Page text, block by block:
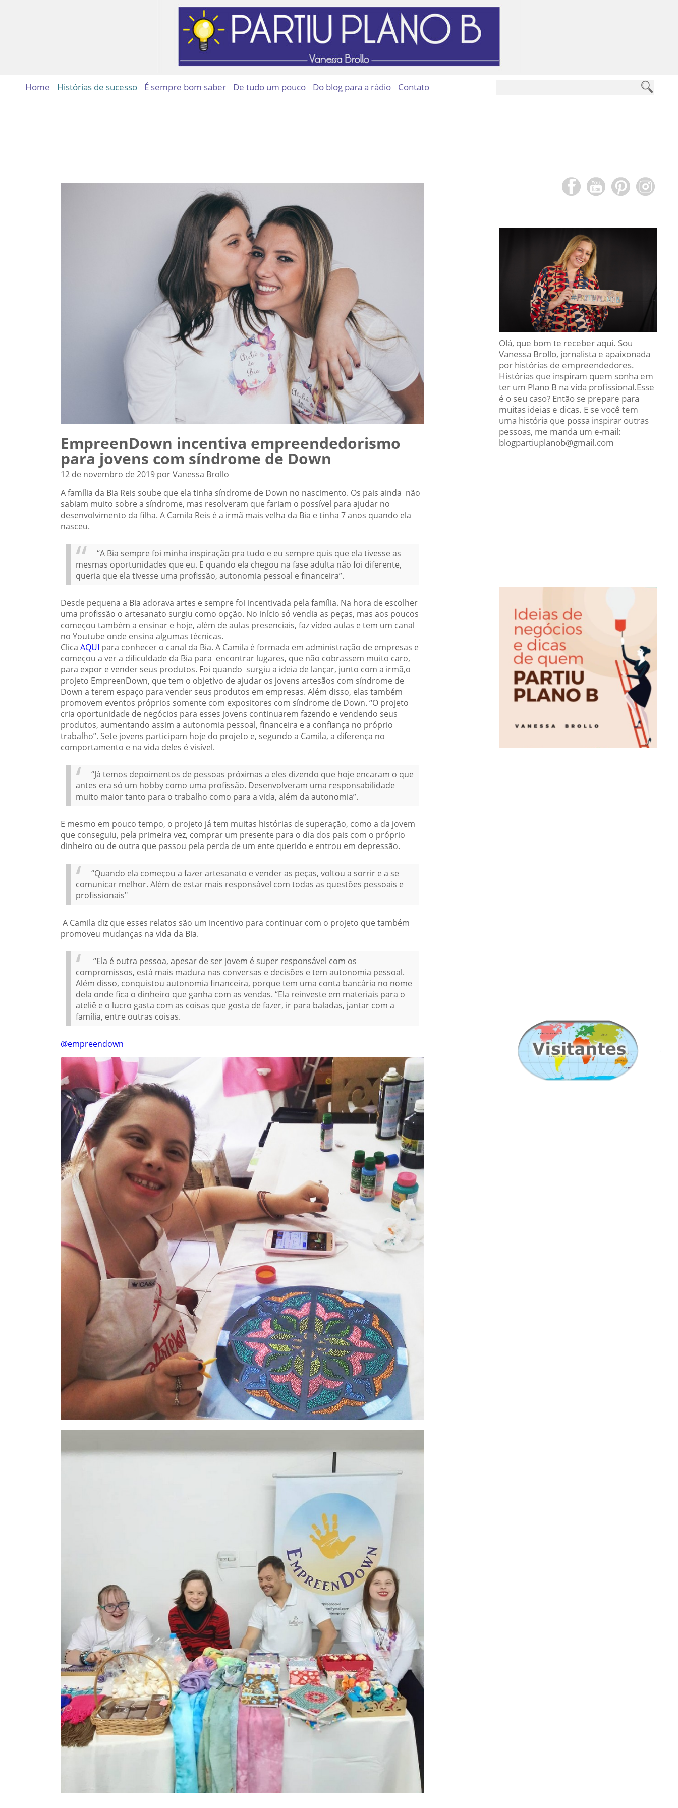
Home Histórias de sucesso É sempre bom saber De tudo um pouco Do blog para a rádio Contato
Olá, que bom te receber aqui. Sou
Vanessa Brollo, jornalista e apaixonada
por histórias de empreendedores.
Histórias que inspiram quem sonha em
ter um Plano B na vida profissional.Esse
é o seu caso? Então se prepare para
muitas ideias e dicas. E se você tem
uma história que possa inspirar outras
pessoas, me manda um e-mail:
blogpartiuplanob@gmail.com
EmpreenDown incentiva empreendedorismo
para jovens com síndrome de Down
12 de novembro de 2019 por Vanessa Brollo
A família da Bia Reis soube que ela tinha síndrome de Down no nascimento. Os pais ainda não
sabiam muito sobre a síndrome, mas resolveram que fariam o possível para ajudar no
desenvolvimento da filha. A Camila Reis é a irmã mais velha da Bia e tinha 7 anos quando ela
nasceu.
“A Bia sempre foi minha inspiração pra tudo e eu sempre quis que ela tivesse as
mesmas oportunidades que eu. E quando ela chegou na fase adulta não foi diferente,
queria que ela tivesse uma profissão, autonomia pessoal e financeira”.
Desde pequena a Bia adorava artes e sempre foi incentivada pela família. Na hora de escolher
uma profissão o artesanato surgiu como opção. No início só vendia as peças, mas aos poucos
começou também a ensinar e hoje, além de aulas presenciais, faz vídeo aulas e tem um canal
no Youtube onde ensina algumas técnicas.
Clica AQUI para conhecer o canal da Bia. A Camila é formada em administração de empresas e
começou a ver a dificuldade da Bia para encontrar lugares, que não cobrassem muito caro,
para expor e vender seus produtos. Foi quando surgiu a ideia de lançar, junto com a irmã,o
projeto EmpreenDown, que tem o objetivo de ajudar os jovens artesãos com síndrome de
Down a terem espaço para vender seus produtos em empresas. Além disso, elas também
promovem eventos próprios somente com expositores com síndrome de Down. “O projeto
cria oportunidade de negócios para esses jovens continuarem fazendo e vendendo seus
produtos, aumentando assim a autonomia pessoal, financeira e a confiança no próprio
trabalho”. Sete jovens participam hoje do projeto e, segundo a Camila, a diferença no
comportamento e na vida deles é visível.
“Já temos depoimentos de pessoas próximas a eles dizendo que hoje encaram o que
antes era só um hobby como uma profissão. Desenvolveram uma responsabilidade
muito maior tanto para o trabalho como para a vida, além da autonomia”.
E mesmo em pouco tempo, o projeto já tem muitas histórias de superação, como a da jovem
que conseguiu, pela primeira vez, comprar um presente para o dia dos pais com o próprio
dinheiro ou de outra que passou pela perda de um ente querido e entrou em depressão.
“Quando ela começou a fazer artesanato e vender as peças, voltou a sorrir e a se
comunicar melhor. Além de estar mais responsável com todas as questões pessoais e
profissionais"
A Camila diz que esses relatos são um incentivo para continuar com o projeto que também
promoveu mudanças na vida da Bia.
“Ela é outra pessoa, apesar de ser jovem é super responsável com os
compromissos, está mais madura nas conversas e decisões e tem autonomia pessoal.
Além disso, conquistou autonomia financeira, porque tem uma conta bancária no nome
dela onde fica o dinheiro que ganha com as vendas. “Ela reinveste em materiais para o
ateliê e o lucro gasta com as coisas que gosta de fazer, ir para baladas, jantar com a
família, entre outras coisas.
@empreendown